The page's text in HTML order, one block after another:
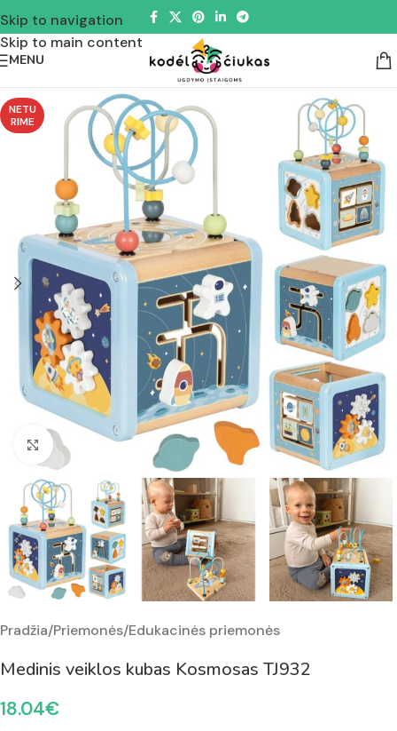
Skip to navigation
Skip to main content
MENU
NETU
RIME
Padidinti nuotrauką
Pradžia/Priemonės/Edukacinės priemonės
Medinis veiklos kubas Kosmosas TJ932
18.04€